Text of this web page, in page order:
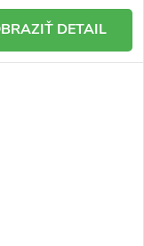
DETAIL